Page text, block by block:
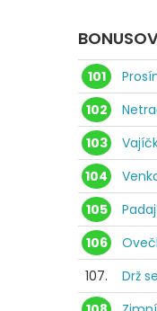
101
102
103
104
105
106
107.
Drž